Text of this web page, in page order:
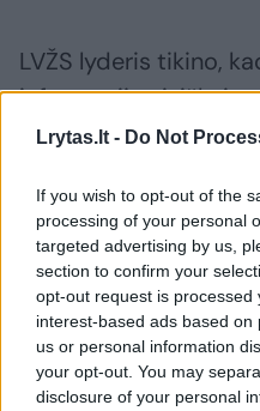
Lrytas.lt - Do Not
If you wish to opt-out of the
processing of your personal
targeted advertising by us,
section to confirm your
opt-out request is processed
interest-based ads based
us or personal information
your opt-out. You may
disclosure of your personal
LVŽS lyderis tikino,
informacija visiškai
apginti esamą
skandalo su
jo neapkaltino
„Vienintelis jo
tai darė visi kiti
kad prezidento